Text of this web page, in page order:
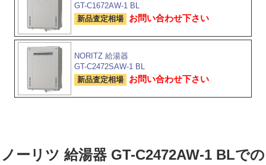
GT-C1672AW-1 BL
新品査定相場 お問い合わせ下さい
NORITZ 給湯器
GT-C2472SAW-1 BL
新品査定相場 お問い合わせ下さい
ノーリツ 給湯器 GT-C2472AW-1 BLでの